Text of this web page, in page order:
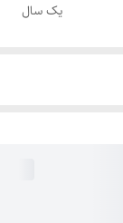
یک سال